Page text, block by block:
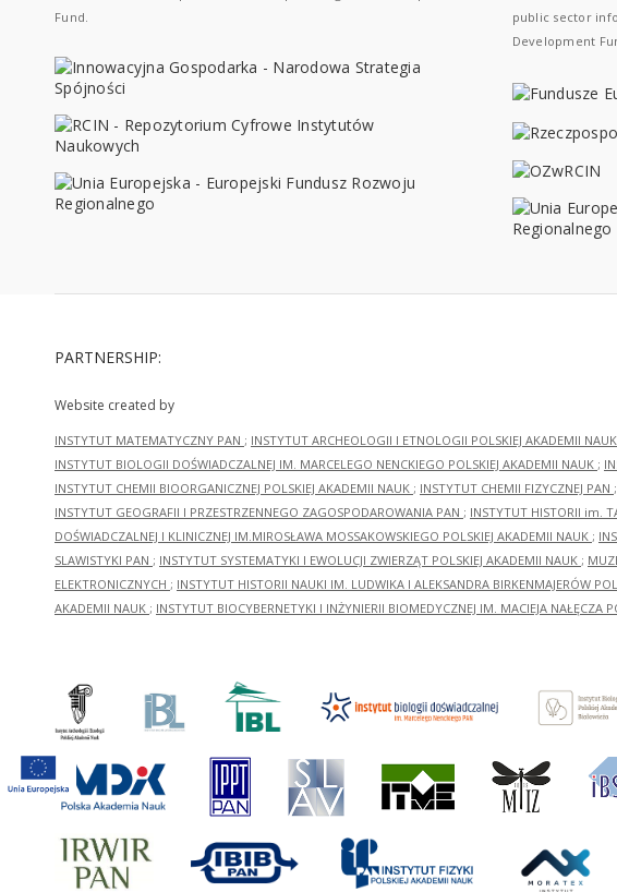
Fund.
public sector
Development
PARTNERSHIP:
Website created by
INSTYTUT MATEMATYCZNY PAN ; INSTYTUT ARCHEOLOGII I ETNOLOGII POLSKIEJ AKADEMII NAUK
INSTYTUT BIOLOGII DOŚWIADCZALNEJ IM. MARCELEGO NENCKIEGO POLSKIEJ AKADEMII NAUK ;
INSTYTUT CHEMII BIOORGANICZNEJ POLSKIEJ AKADEMII NAUK ; INSTYTUT CHEMII FIZYCZNEJ PAN ;
INSTYTUT GEOGRAFII I PRZESTRZENNEGO ZAGOSPODAROWANIA PAN ; INSTYTUT HISTORII im.
DOŚWIADCZALNEJ I KLINICZNEJ IM.MIROSŁAWA MOSSAKOWSKIEGO POLSKIEJ AKADEMII NAUK ;
SLAWISTYKI PAN ; INSTYTUT SYSTEMATYKI I EWOLUCJI ZWIERZĄT POLSKIEJ AKADEMII NAUK ;
ELEKTRONICZNYCH ; INSTYTUT HISTORII NAUKI IM. LUDWIKA I ALEKSANDRA BIRKENMAJERÓW
AKADEMII NAUK ; INSTYTUT BIOCYBERNETYKI I INŻYNIERII BIOMEDYCZNEJ IM. MACIEJA NAŁĘCZA